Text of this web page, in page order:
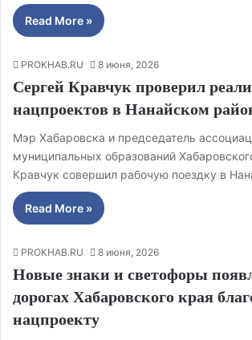
Read More »
PROKHAB.RU 8 июня, 2026
Сергей Кравчук проверил
нацпроектов в Нанайском
Мэр Хабаровска и председатель
муниципальных образований
Кравчук совершил рабочую поездку в
Read More »
PROKHAB.RU 8 июня, 2026
Новые знаки и светофоры
дорогах Хабаровского края
нацпроекту